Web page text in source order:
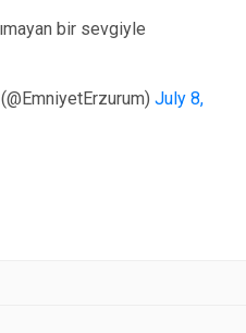
bir sevgiyle
July 8,